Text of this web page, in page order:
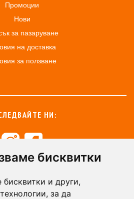
бисквитки
и други,
за да
Промоции
Нови
за пазаруване
на доставка
за ползване
НИ: